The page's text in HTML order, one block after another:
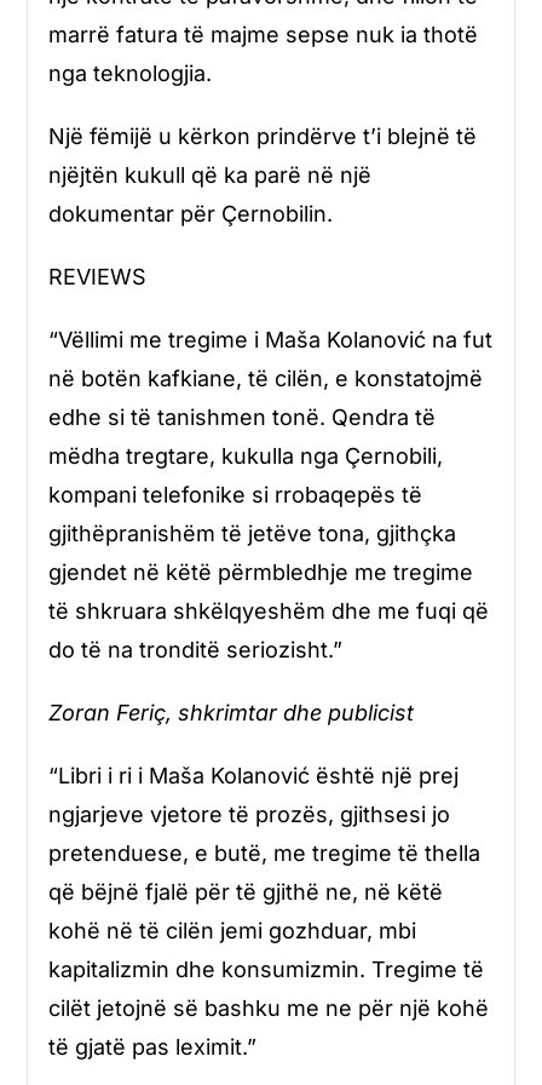
marrë fatura të majme sepse nuk ia thotë
nga teknologjia.
Një fëmijë u kërkon prindërve t’i blejnë të
njëjtën kukull që ka parë në një
dokumentar për Çernobilin.
REVIEWS
“Vëllimi me tregime i Maša Kolanović na fut
në botën kafkiane, të cilën, e konstatojmë
edhe si të tanishmen tonë. Qendra të
mëdha tregtare, kukulla nga Çernobili,
kompani telefonike si rrobaqepës të
gjithëpranishëm të jetëve tona, gjithçka
gjendet në këtë përmbledhje me tregime
të shkruara shkëlqyeshëm dhe me fuqi që
do të na tronditë seriozisht.”
Zoran Feriç, shkrimtar dhe publicist
“Libri i ri i Maša Kolanović është një prej
ngjarjeve vjetore të prozës, gjithsesi jo
pretenduese, e butë, me tregime të thella
që bëjnë fjalë për të gjithë ne, në këtë
kohë në të cilën jemi gozhduar, mbi
kapitalizmin dhe konsumizmin. Tregime të
cilët jetojnë së bashku me ne për një kohë
të gjatë pas leximit.”